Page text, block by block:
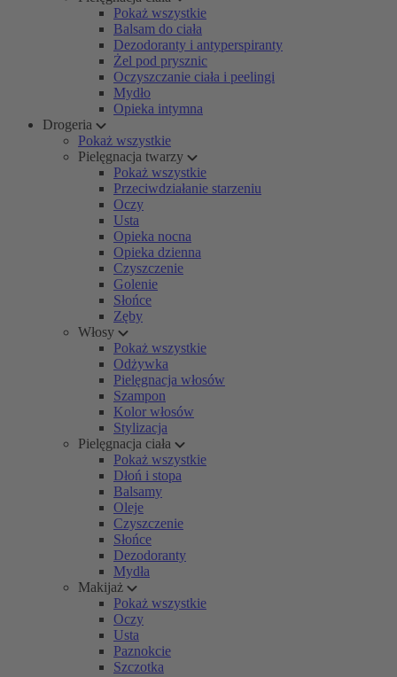
Pokaż wszystkie
Balsam do ciała
Dezodoranty i antyperspiranty
Żel pod prysznic
Oczyszczanie ciała i peelingi
Mydło
Opieka intymna
Drogeria
Pokaż wszystkie
Pielęgnacja twarzy
Pokaż wszystkie
Przeciwdziałanie starzeniu
Oczy
Usta
Opieka nocna
Opieka dzienna
Czyszczenie
Golenie
Słońce
Zęby
Włosy
Pokaż wszystkie
Odżywka
Pielęgnacja włosów
Szampon
Kolor włosów
Stylizacja
Pielęgnacja ciała
Pokaż wszystkie
Dłoń i stopa
Balsamy
Oleje
Czyszczenie
Słońce
Dezodoranty
Mydła
Makijaż
Pokaż wszystkie
Oczy
Usta
Paznokcie
Szczotka